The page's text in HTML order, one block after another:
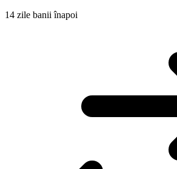
14 zile banii înapoi